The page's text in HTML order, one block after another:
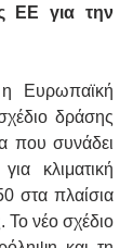
ΕΕ για την
Ευρωπαϊκή
δράσης
που συνάδει
κλιματική
στα πλαίσια
νέο σχέδιο